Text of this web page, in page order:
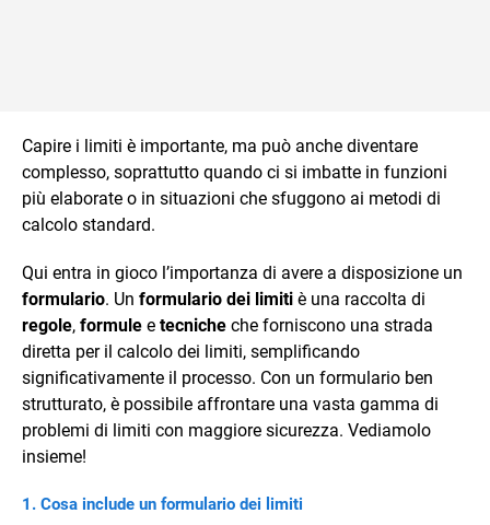
Capire i limiti è importante, ma può anche diventare
complesso, soprattutto quando ci si imbatte in funzioni
più elaborate o in situazioni che sfuggono ai metodi di
calcolo standard.
Qui entra in gioco l’importanza di avere a disposizione un
formulario. Un formulario dei limiti è una raccolta di
regole, formule e tecniche che forniscono una strada
diretta per il calcolo dei limiti, semplificando
significativamente il processo. Con un formulario ben
strutturato, è possibile affrontare una vasta gamma di
problemi di limiti con maggiore sicurezza. Vediamolo
insieme!
Cosa include un formulario dei limiti